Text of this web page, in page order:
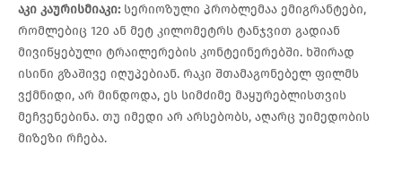
აკი კაურისმიაკი: სერიოზული პრობლემაა ემიგრანტები,
რომლებიც 120 ან მეტ კილომეტრს ტანჯვით გადიან
მივიწყებული ტრაილერების კონტეინერებში. ხშირად
ისინი გზაშივე იღუპებიან. რაკი შთამაგონებელ ფილმს
ვქმნიდი, არ მინდოდა, ეს სიმძიმე მაყურებლისთვის
მეჩვენებინა. თუ იმედი არ არსებობს, აღარც უიმედობის
მიზეზი რჩება.